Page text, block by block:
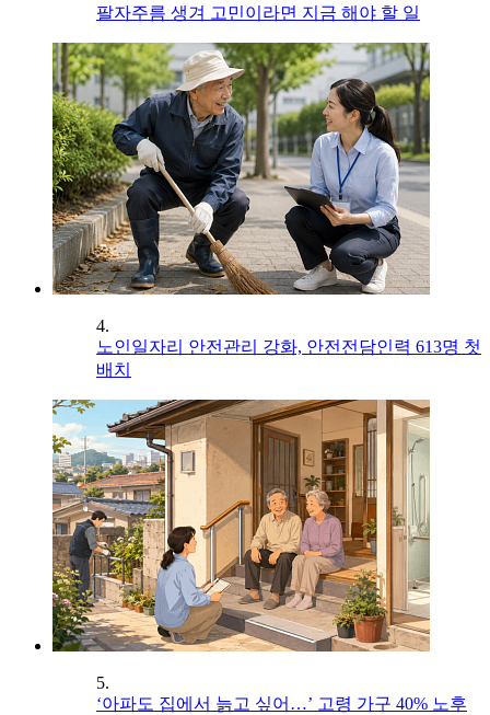
팔자주름 생겨 고민이라면 지금 해야 할 일
4.
노인일자리 안전관리 강화, 안전전담인력 613명 첫
배치
5.
‘아파도 집에서 늙고 싶어…’ 고령 가구 40% 노후